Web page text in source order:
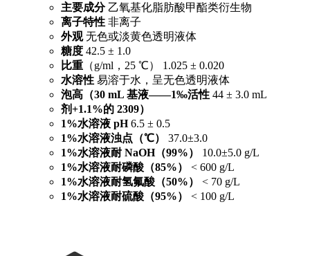
主要成分乙氧基化脂肪酸甲酯类衍生物
离子特性 非离子
外观无色或淡黄色透明液体
糖度 42.5 ± 1.0
比重 （g/ml，25 ℃） 1.025 ± 0.020
水溶性 易溶于水，呈无色透明液体
泡高（30 mL 基液——1‰活性 44 ± 3.0 mL
剂+1.1%的 2309）
1%水溶液 pH6.5 ± 0.5
1%水溶液浊点（℃）
37.0±3.0
1%水溶液耐 NaOH（99%）
10.0±5.0 g/L
1%水溶液耐磷酸（85%）
< 600 g/L
1%水溶液耐氢氟酸（50%）
< 70 g/L
1%水溶液耐硫酸（95%）
< 100 g/L